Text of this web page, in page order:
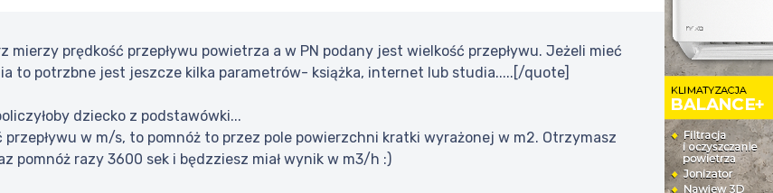
mierzy prędkość przepływu powietrza a w PN podany jest wielkość przepływu. Jeżeli mieć
to potrzbne jest jeszcze kilka parametrów- książka, internet lub studia.....[/quote]
dziecko z podstawówki...
przepływu w m/s, to pomnóż to przez pole powierzchni kratki wyrażonej w m2. Otrzymasz
pomnóż razy 3600 sek i będzziesz miał wynik w m3/h :)